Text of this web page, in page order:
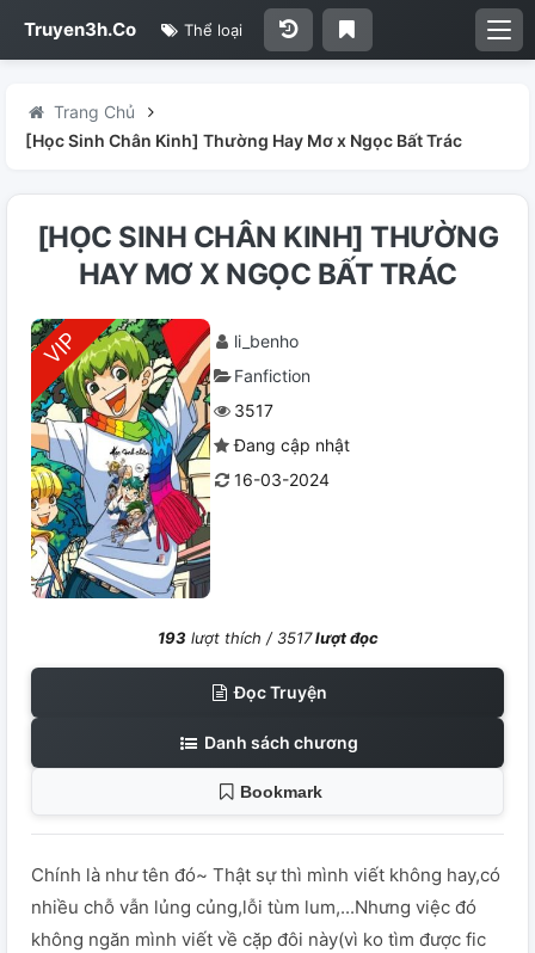
Truyen3h.Co Thể loại
Trang Chủ
[Học Sinh Chân Kinh] Thường Hay Mơ x Ngọc Bất Trác
[HỌC SINH CHÂN KINH] THƯỜNG
HAY MƠ X NGỌC BẤT TRÁC
li_benho
Fanfiction
3517
Đang cập nhật
16-03-2024
193 lượt thích /3517lượt đọc
Đọc Truyện
Danh sách chương
Bookmark
Chính là như tên đó~ Thật sự thì mình viết không hay,có
nhiều chỗ vẫn lủng củng,lỗi tùm lum,...Nhưng việc đó
không ngăn mình viết về cặp đôi này(vì ko tìm được fic